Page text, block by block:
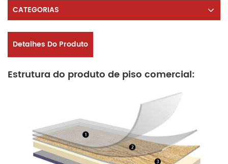
CATEGORIAS
Detalhes Do Produto
Estrutura do produto de piso comercial: